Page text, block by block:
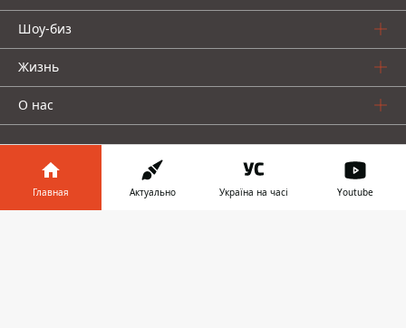
Шоу-биз
Жизнь
О нас
Главная Актуально Україна на часі Youtube